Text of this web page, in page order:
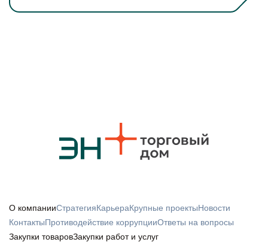
О компанииСтратегияКарьераКрупные проектыНовости
КонтактыПротиводействие коррупцииОтветы на вопросы
Закупки товаровЗакупки работ и услуг